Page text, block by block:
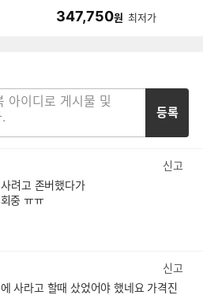
347,750원 최저가
등록
신고
려고 존버했다가
중 ㅠㅠ
신고
사라고 할때 샀었어야 했네요 가격진